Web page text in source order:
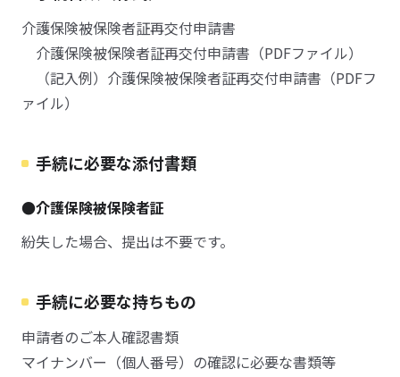
介護保険被保険者証再交付申請書
介護保険被保険者証再交付申請書（PDFファイル）
（記入例）介護保険被保険者証再交付申請書（PDFフ
ァイル）
手続に必要な添付書類
●介護保険被保険者証
紛失した場合、提出は不要です。
手続に必要な持ちもの
申請者のご本人確認書類
マイナンバー（個人番号）の確認に必要な書類等